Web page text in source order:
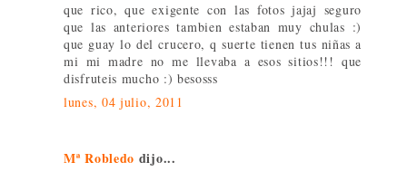
que rico, que exigente con las fotos jajaj seguro
que las anteriores tambien estaban muy chulas :)
que guay lo del crucero, q suerte tienen tus niñas a
mi mi madre no me llevaba a esos sitios!!! que
disfruteis mucho :) besosss
lunes, 04 julio, 2011
Mª Robledo dijo...